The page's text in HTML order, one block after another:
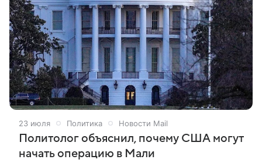
23 июля Политика Новости Mail
Политолог объяснил, почему США могут
начать операцию в Мали